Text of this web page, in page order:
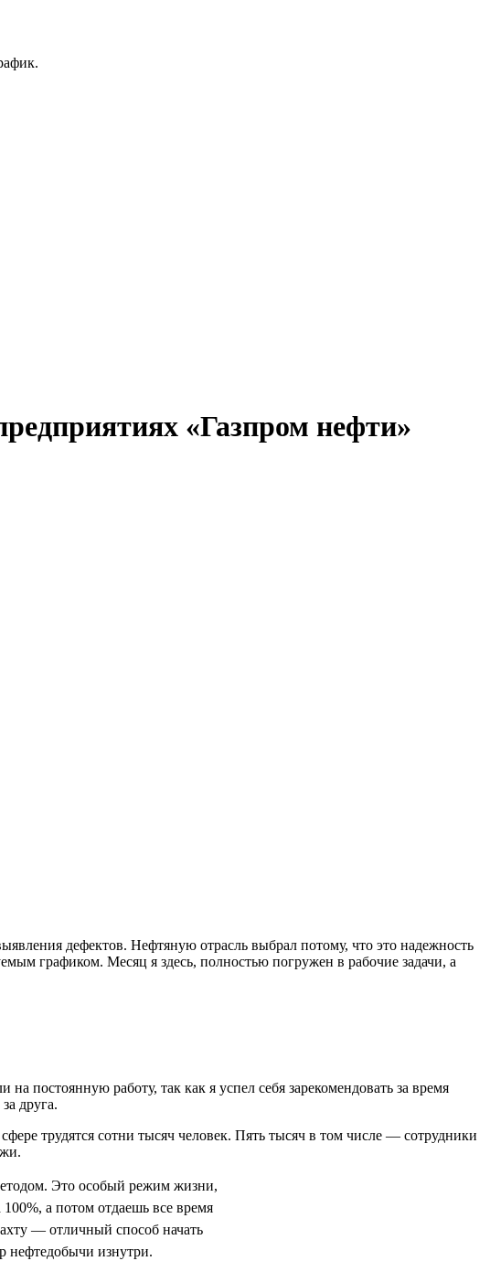
«Газпром нефти»
дефектов. Нефтяную отрасль выбрал потому, что это надежность
графиком. Месяц я здесь, полностью погружен в рабочие задачи, а
постоянную работу, так как я успел себя зарекомендовать за время
друга.
трудятся сотни тысяч человек. Пять тысяч в том числе — сотрудники
Это особый режим жизни,
а потом отдаешь все время
— отличный способ начать
нефтедобычи изнутри.